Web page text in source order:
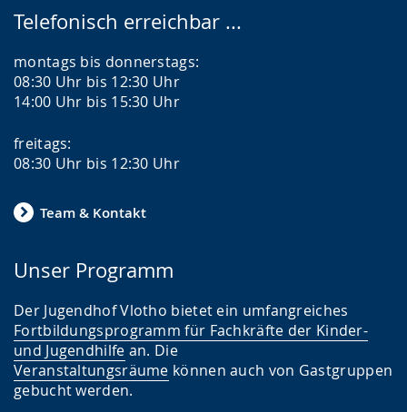
e
i
g
t
.
Telefonisch erreichbar ...
montags bis donnerstags:
08:30 Uhr bis 12:30 Uhr
14:00 Uhr bis 15:30 Uhr
freitags:
08:30 Uhr bis 12:30 Uhr
Team & Kontakt
Unser Programm
Der Jugendhof Vlotho bietet ein umfangreiches
Fortbildungsprogramm für Fachkräfte der Kinder-
und Jugendhilfe an. Die
Veranstaltungsräume können auch von Gastgruppen
gebucht werden.